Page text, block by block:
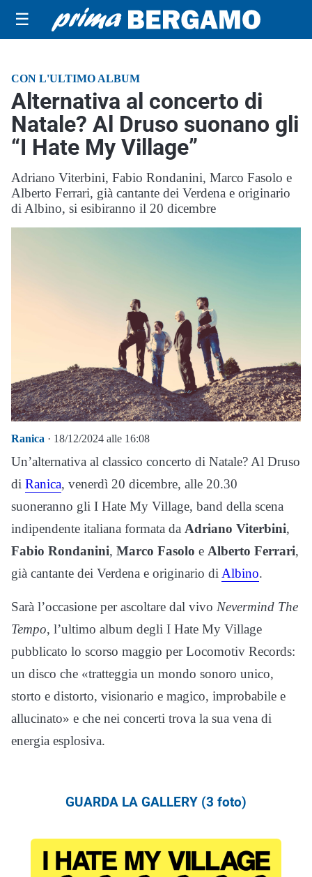
☰
CON L'ULTIMO ALBUM
Alternativa al concerto di
Natale? Al Druso suonano gli
“I Hate My Village”
Adriano Viterbini, Fabio Rondanini, Marco Fasolo e
Alberto Ferrari, già cantante dei Verdena e originario
di Albino, si esibiranno il 20 dicembre
Ranica · 18/12/2024 alle 16:08
Un’alternativa al classico concerto di Natale? Al Druso
di Ranica, venerdì 20 dicembre, alle 20.30
suoneranno gli I Hate My Village, band della scena
indipendente italiana formata da Adriano Viterbini,
Fabio Rondanini, Marco Fasolo e Alberto Ferrari,
già cantante dei Verdena e originario di Albino.
Sarà l’occasione per ascoltare dal vivo Nevermind The
Tempo, l’ultimo album degli I Hate My Village
pubblicato lo scorso maggio per Locomotiv Records:
un disco che «tratteggia un mondo sonoro unico,
storto e distorto, visionario e magico, improbabile e
allucinato» e che nei concerti trova la sua vena di
energia esplosiva.
GUARDA LA GALLERY (3 foto)